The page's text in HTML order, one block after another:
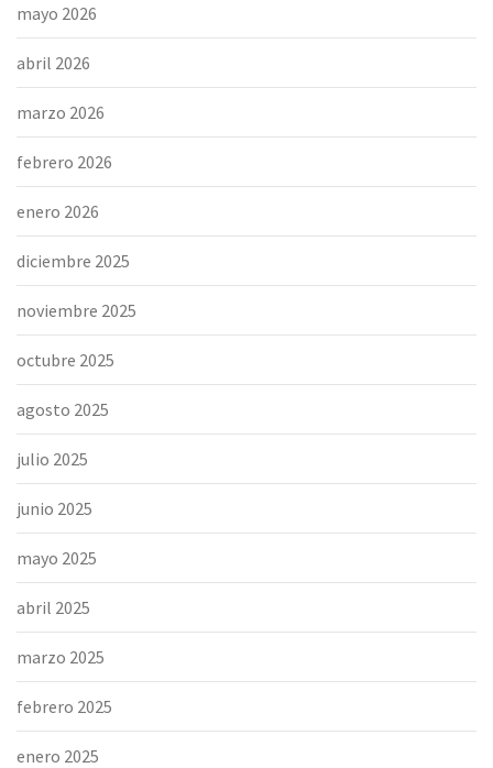
mayo 2026
abril 2026
marzo 2026
febrero 2026
enero 2026
diciembre 2025
noviembre 2025
octubre 2025
agosto 2025
julio 2025
junio 2025
mayo 2025
abril 2025
marzo 2025
febrero 2025
enero 2025